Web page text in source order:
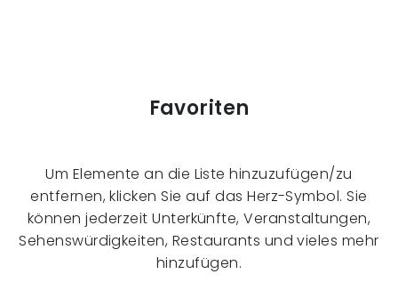
Favoriten
Um Elemente an die Liste hinzuzufügen/zu
entfernen, klicken Sie auf das Herz-Symbol. Sie
können jederzeit Unterkünfte, Veranstaltungen,
Sehenswürdigkeiten, Restaurants und vieles mehr
hinzufügen.